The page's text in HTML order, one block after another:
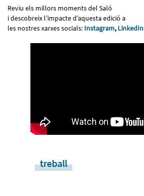
Reviu els millors moments del Saló
i descobreix l’impacte d’aquesta edició a
les nostres xarxes socials: Instagram,LinkedIn
treball